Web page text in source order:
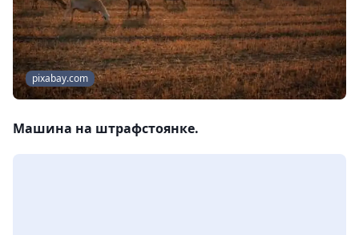
pixabay.com
Машина на штрафстоянке.